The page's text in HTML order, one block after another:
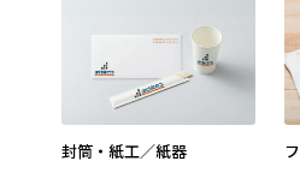
封筒・紙工／紙器